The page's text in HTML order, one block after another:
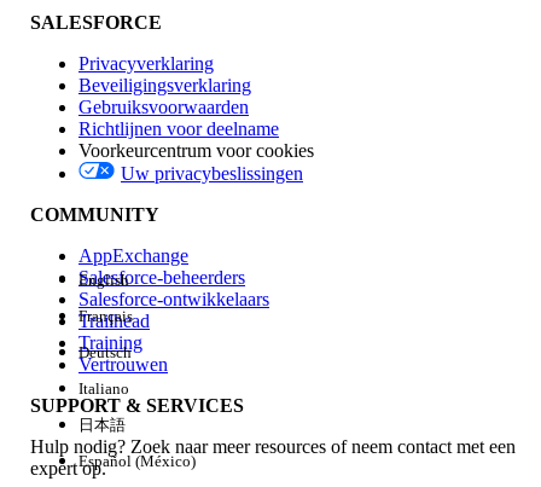
Invloed op functies
Edition
Ervaring
Alles wissen Gereed
SALESFORCE
Privacyverklaring
Beveiligingsverklaring
Gebruiksvoorwaarden
Richtlijnen voor deelname
Voorkeurcentrum voor cookies
Uw privacybeslissingen
COMMUNITY
AppExchange
Salesforce-beheerders
Salesforce-ontwikkelaars
Trailhead
Training
Vertrouwen
SUPPORT & SERVICES
Hulp nodig? Zoek naar meer resources of neem contact met een
expert op.
English
Français
Deutsch
Italiano
日本語
Español (México)